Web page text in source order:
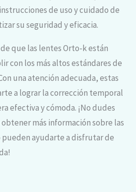
de uso y cuidado de
su seguridad y eficacia.
que las lentes Orto-k están
con los más altos estándares de
una atención adecuada, estas
a lograr la corrección temporal
efectiva y cómoda. ¡No dudes
más información sobre las
ayudarte a disfrutar de